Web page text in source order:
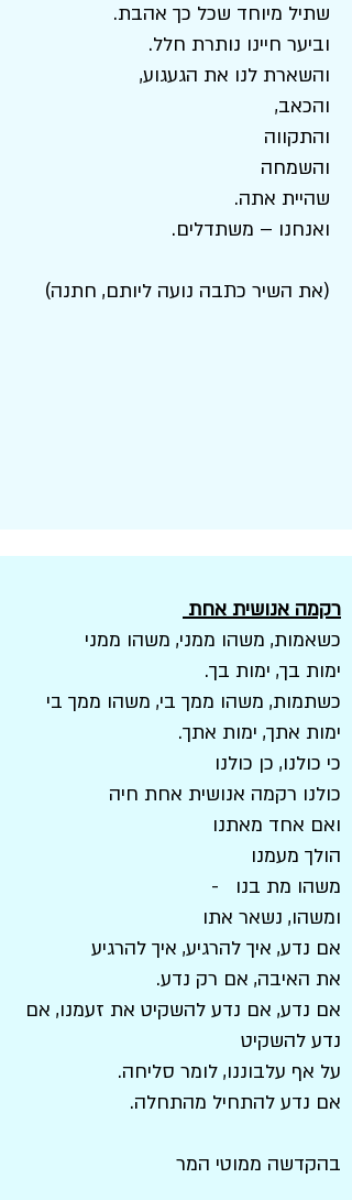
שתיל מיוחד שכל כך אהבת.
וביער חיינו נותרת חלל.
והשארת לנו את הגעגוע,
והכאב,
והתקווה
והשמחה
שהיית אתה.
ואנחנו – משתדלים.
(את השיר כתבה נועה ליותם, חתנה)
רקמה אנושית אחת
כשאמות, משהו ממני, משהו ממני
ימות בך, ימות בך.
כשתמות, משהו ממך בי, משהו ממך בי
ימות אתך, ימות אתך.
כי כולנו, כן כולנו
כולנו רקמה אנושית אחת חיה
ואם אחד מאתנו
הולך מעמנו
משהו מת בנו -
ומשהו, נשאר אתו
אם נדע, איך להרגיע, איך להרגיע
את האיבה, אם רק נדע.
אם נדע, אם נדע להשקיט את זעמנו, אם
נדע להשקיט
על אף עלבוננו, לומר סליחה.
אם נדע להתחיל מהתחלה.
בהקדשה ממוטי המר